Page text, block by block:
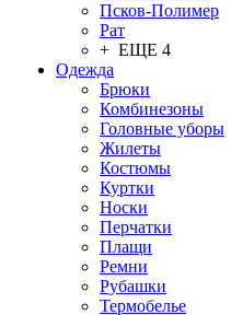
Псков-Полимер
Рат
+ ЕЩЕ 4
Одежда
Брюки
Комбинезоны
Головные уборы
Жилеты
Костюмы
Куртки
Носки
Перчатки
Плащи
Ремни
Рубашки
Термобелье